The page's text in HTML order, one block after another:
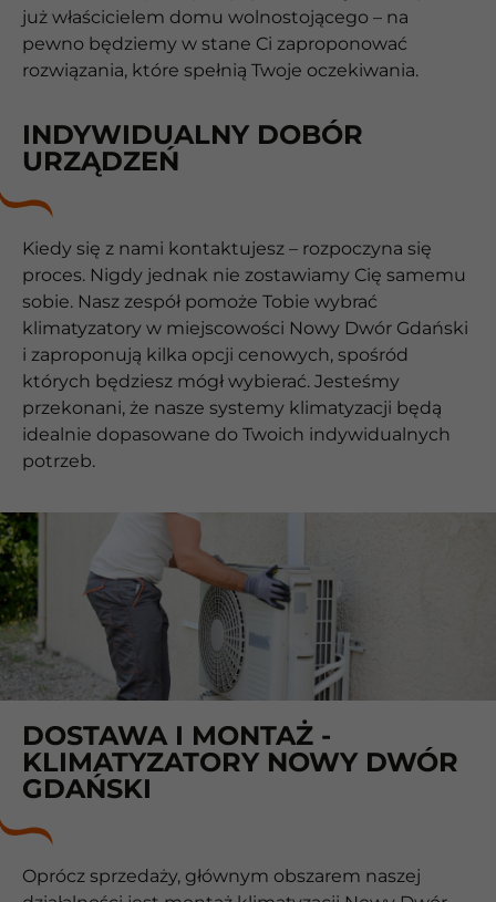
już właścicielem domu wolnostojącego – na
pewno będziemy w stane Ci zaproponować
rozwiązania, które spełnią Twoje oczekiwania.
INDYWIDUALNY DOBÓR
URZĄDZEŃ
Kiedy się z nami kontaktujesz – rozpoczyna się
proces. Nigdy jednak nie zostawiamy Cię samemu
sobie. Nasz zespół pomoże Tobie wybrać
klimatyzatory w miejscowości Nowy Dwór Gdański
i zaproponują kilka opcji cenowych, spośród
których będziesz mógł wybierać. Jesteśmy
przekonani, że nasze systemy klimatyzacji będą
idealnie dopasowane do Twoich indywidualnych
potrzeb.
DOSTAWA I MONTAŻ -
KLIMATYZATORY NOWY DWÓR
GDAŃSKI
Oprócz sprzedaży, głównym obszarem naszej